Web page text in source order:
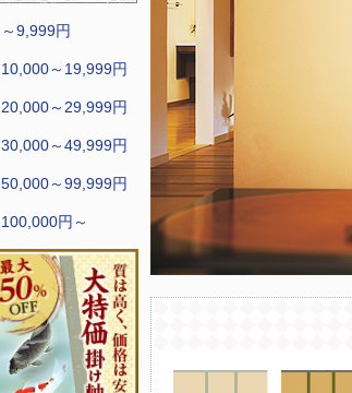
～9,999円
10,000～19,999円
20,000～29,999円
30,000～49,999円
50,000～99,999円
100,000円～